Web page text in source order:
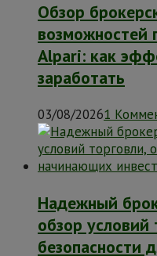
Обзор
Alpari: как
заработать
03/08/20261
Надежный
обзор условий
безопасности